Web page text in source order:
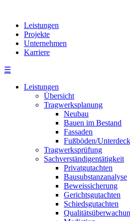
Leistungen
Projekte
Unternehmen
Karriere
☰
Leistungen
Übersicht
Tragwerksplanung
Neubau
Bauen im Bestand
Fassaden
Fußböden/
Tragwerksprüfung
Sachverständigentätigkeit
Privatgutachten
Bausubstanzanalyse
Beweissicherung
Gerichtsgutachten
Schiedsgutachten